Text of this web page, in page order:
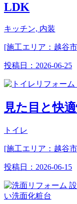
LDK
キッチン, 内装
[施工エリア：越谷
投稿日： 2026-06-25
見た目と快
トイレ
[施工エリア：越谷
投稿日： 2026-06-15